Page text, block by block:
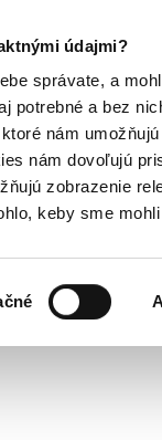
údajmi?
správate, a
potrebné a bez
nám
nám dovoľujú
zobrazenie
keby sme